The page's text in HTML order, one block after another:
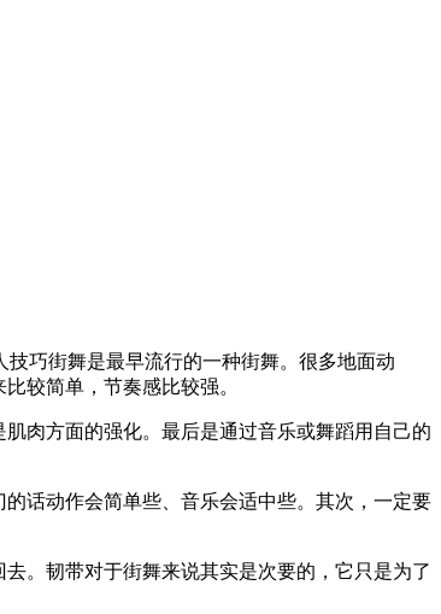
巧街舞是最早流行的一种街舞。很多地面动
较简单，节奏感比较强。
肉方面的强化。最后是通过音乐或舞蹈用自己的
话动作会简单些、音乐会适中些。其次，一定要
。韧带对于街舞来说其实是次要的，它只是为了